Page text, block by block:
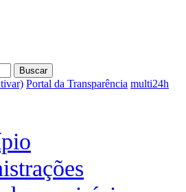
Portal da Transparência multi24h